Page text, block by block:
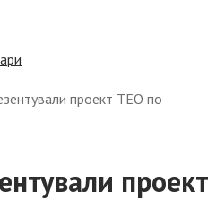
проект ТЕО по
проект